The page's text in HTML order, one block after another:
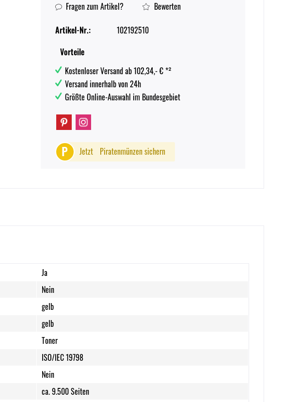
Fragen zum Artikel?
Bewerten
Artikel-Nr.:
102192510
Vorteile
Kostenloser Versand ab 102,34,- € *²
Versand innerhalb von 24h
Größte Online-Auswahl im Bundesgebiet
P Jetzt Piratenmünzen sichern
Ja
Nein
gelb
gelb
Toner
ISO/IEC 19798
Nein
ca. 9.500 Seiten